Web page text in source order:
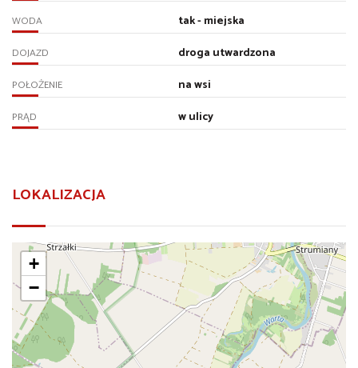
WODA tak - miejska
DOJAZD droga utwardzona
POŁOŻENIE na wsi
PRĄD w ulicy
LOKALIZACJA
+
−